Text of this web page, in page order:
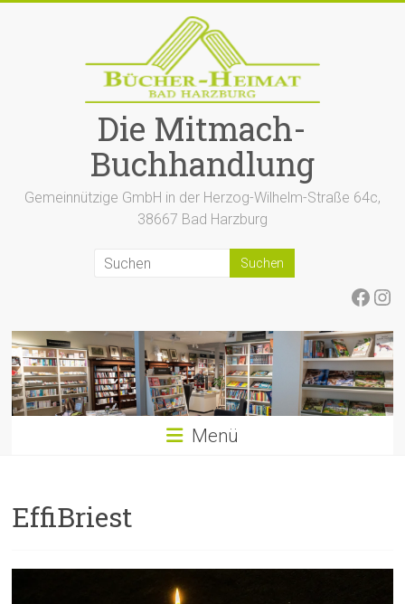
Die Mitmach-
Buchhandlung
Gemeinnützige GmbH in der Herzog-Wilhelm-Straße 64c,
38667 Bad Harzburg
Menü
EffiBriest